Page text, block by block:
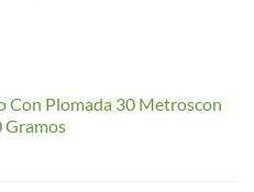
168,65 €
Con Plomada 30 Metroscon
Gramos